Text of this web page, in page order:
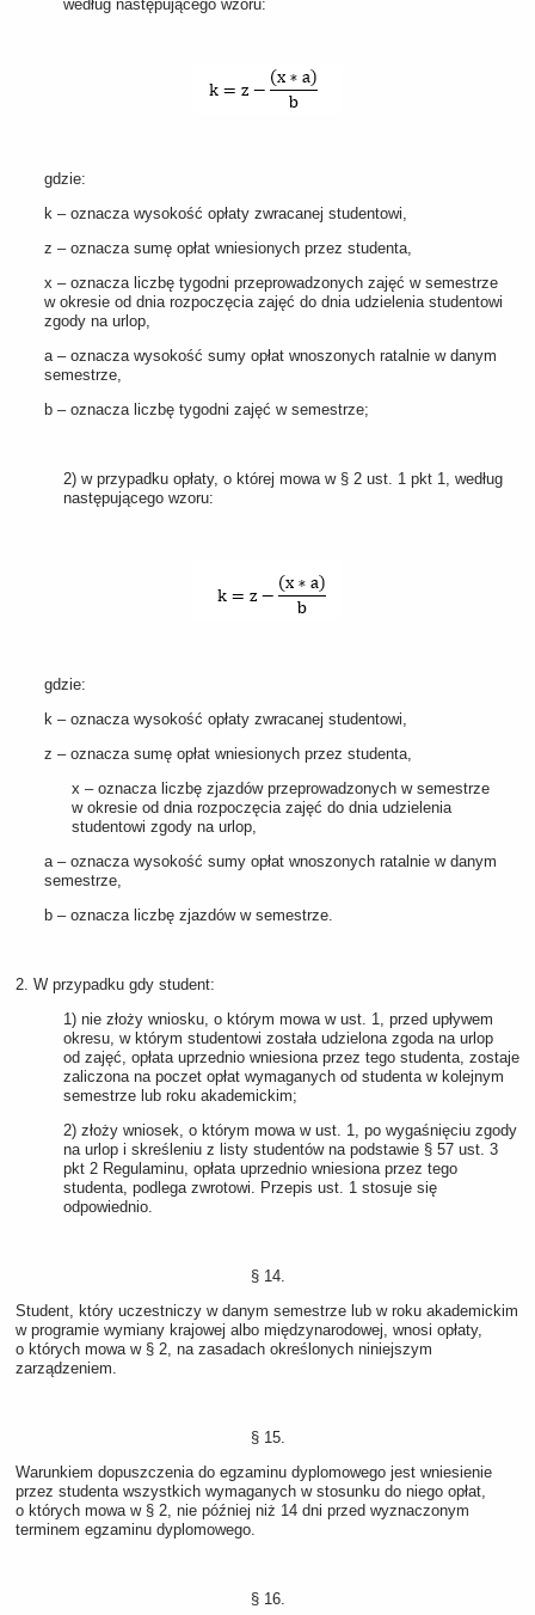
według następującego wzoru:
gdzie:
k – oznacza wysokość opłaty zwracanej studentowi,
z – oznacza sumę opłat wniesionych przez studenta,
x – oznacza liczbę tygodni przeprowadzonych zajęć w semestrze
w okresie od dnia rozpoczęcia zajęć do dnia udzielenia studentowi
zgody na urlop,
a – oznacza wysokość sumy opłat wnoszonych ratalnie w danym
semestrze,
b – oznacza liczbę tygodni zajęć w semestrze;
2) w przypadku opłaty, o której mowa w § 2 ust. 1 pkt 1, według
następującego wzoru:
gdzie:
k – oznacza wysokość opłaty zwracanej studentowi,
z – oznacza sumę opłat wniesionych przez studenta,
x – oznacza liczbę zjazdów przeprowadzonych w semestrze
w okresie od dnia rozpoczęcia zajęć do dnia udzielenia
studentowi zgody na urlop,
a – oznacza wysokość sumy opłat wnoszonych ratalnie w danym
semestrze,
b – oznacza liczbę zjazdów w semestrze.
2. W przypadku gdy student:
1) nie złoży wniosku, o którym mowa w ust. 1, przed upływem
okresu, w którym studentowi została udzielona zgoda na urlop
od zajęć, opłata uprzednio wniesiona przez tego studenta, zostaje
zaliczona na poczet opłat wymaganych od studenta w kolejnym
semestrze lub roku akademickim;
2) złoży wniosek, o którym mowa w ust. 1, po wygaśnięciu zgody
na urlop i skreśleniu z listy studentów na podstawie § 57 ust. 3
pkt 2 Regulaminu, opłata uprzednio wniesiona przez tego
studenta, podlega zwrotowi. Przepis ust. 1 stosuje się
odpowiednio.
§ 14.
Student, który uczestniczy w danym semestrze lub w roku akademickim
w programie wymiany krajowej albo międzynarodowej, wnosi opłaty,
o których mowa w § 2, na zasadach określonych niniejszym
zarządzeniem.
§ 15.
Warunkiem dopuszczenia do egzaminu dyplomowego jest wniesienie
przez studenta wszystkich wymaganych w stosunku do niego opłat,
o których mowa w § 2, nie później niż 14 dni przed wyznaczonym
terminem egzaminu dyplomowego.
§ 16.